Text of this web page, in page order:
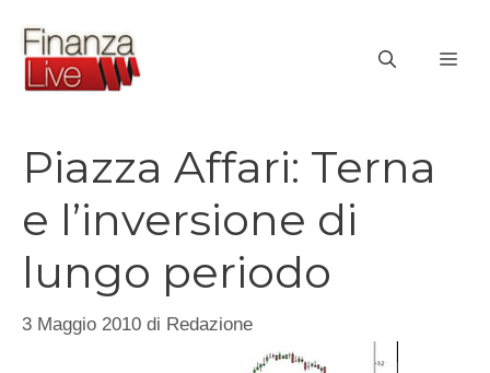
contenuto
Piazza Affari: Terna
e l’inversione di
lungo periodo
3 Maggio 2010 di Redazione